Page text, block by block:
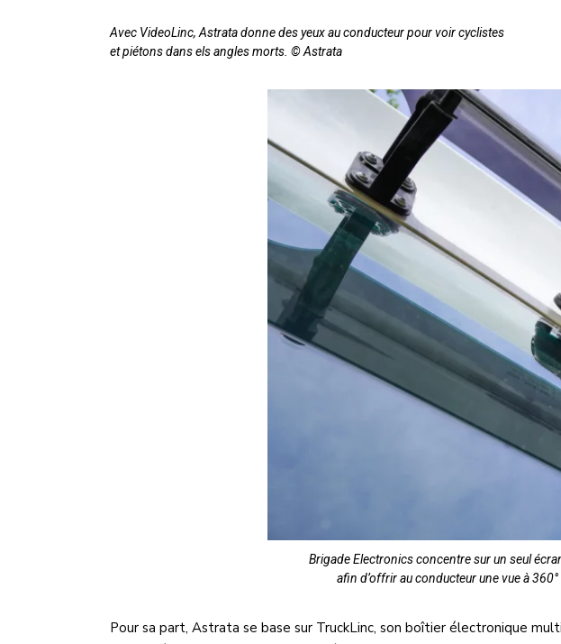
Avec VideoLinc, Astrata donne des yeux au conducteur pour voir cyclistes
et piétons dans els angles morts. © Astrata
Brigade Electronics concentre sur un seul
afin d’offrir au conducteur une vue à
Pour sa part, Astrata se base sur TruckLinc, son boîtier électronique